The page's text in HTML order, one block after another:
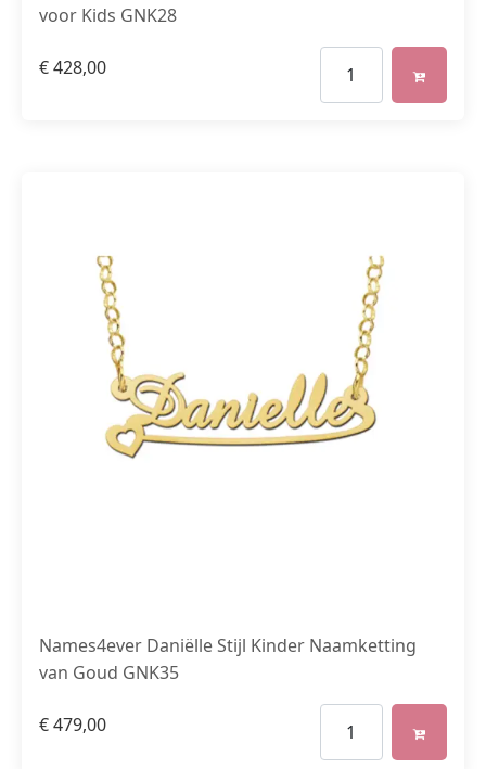
voor Kids GNK28
€428,00
Names4ever Daniëlle Stijl Kinder Naamketting
van Goud GNK35
€479,00